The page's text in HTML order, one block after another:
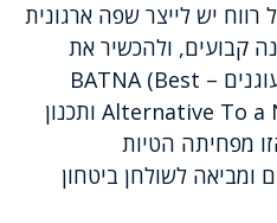
יש לייצר שפה ארגונית
קבועים, ולהכשיר את
הצוותים בזיהוי מוקדם של עוגנים – BATNA (Best
Alternative To a Negotiated Agreement) ותכנון
מפחיתה הטיות
ומביאה לשולחן ביטחון